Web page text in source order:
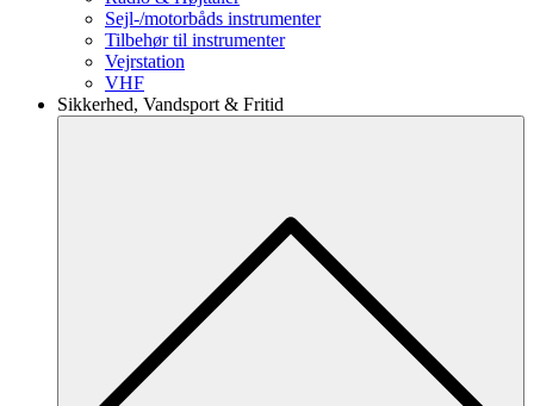
Sejl-/motorbåds instrumenter
Tilbehør til instrumenter
Vejrstation
VHF
Sikkerhed, Vandsport & Fritid